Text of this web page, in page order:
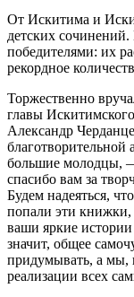
От Искитима и
детских
победителями: их
рекордное
Торжественно
главы
Александр
большие молодцы,
спасибо вам за
Будем надеяться,
попали эти книжки,
ваши яркие
значит, общее
придумывать, а мы,
реализации всех